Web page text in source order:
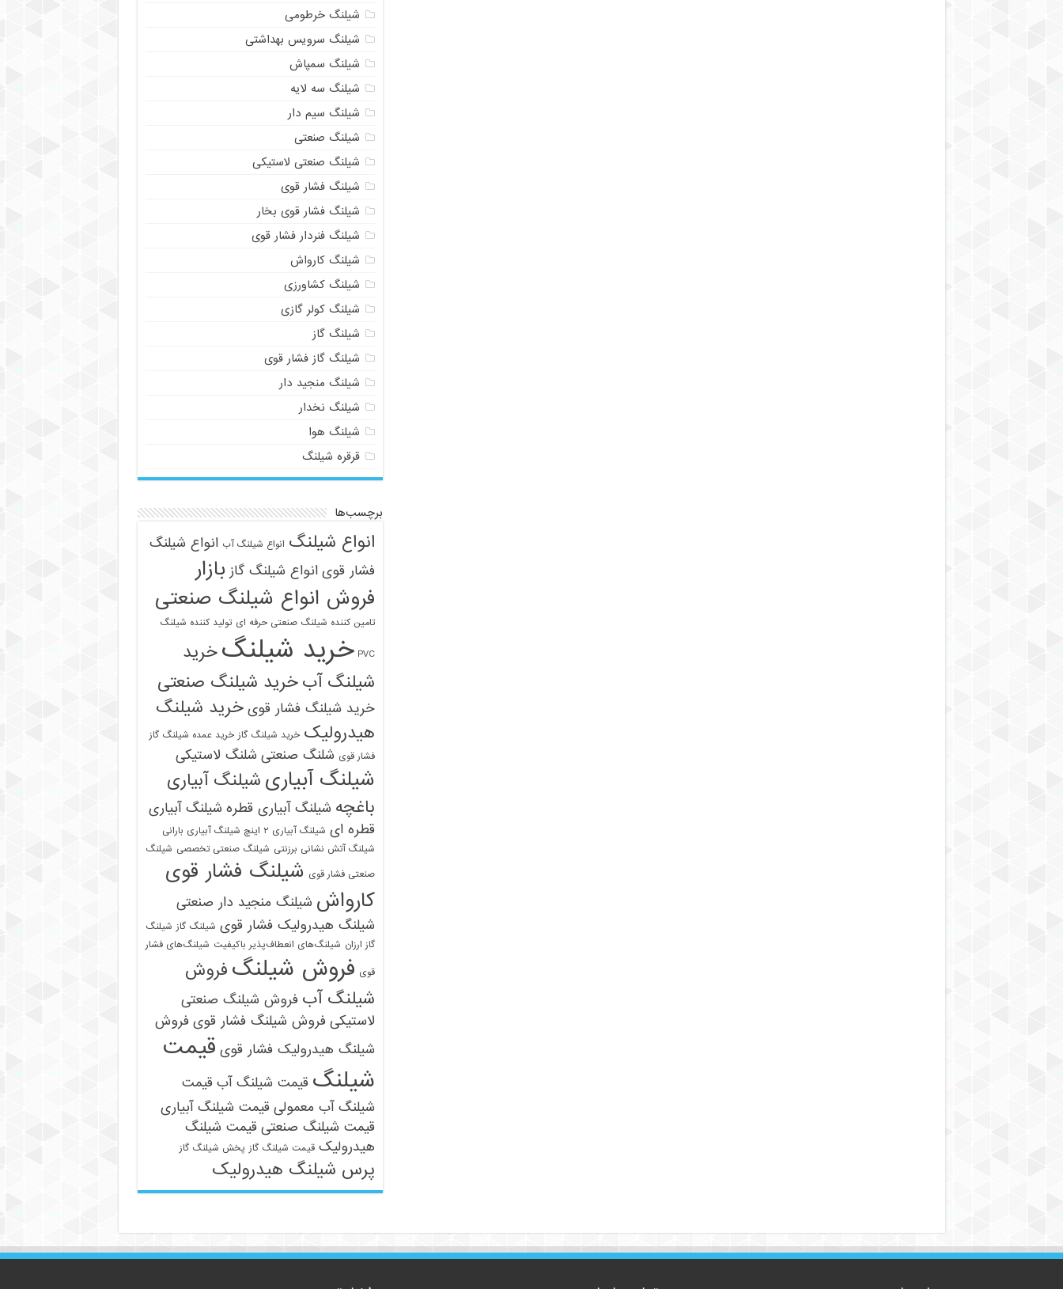
شیلنگ خرطومی
شیلنگ سرویس بهداشتی
شیلنگ سمپاش
شیلنگ سه لایه
شیلنگ سیم دار
شیلنگ صنعتی
شیلنگ صنعتی لاستیکی
شیلنگ فشار قوی
شیلنگ فشار قوی بخار
شیلنگ فنردار فشار قوی
شیلنگ کارواش
شیلنگ کشاورزی
شیلنگ کولر گازی
شیلنگ گاز
شیلنگ گاز فشار قوی
شیلنگ منجید دار
شیلنگ نخدار
شیلنگ هوا
قرقره شیلنگ
برچسب‌ها
انواع شیلنگ انواع شیلنگ آب انواع شیلنگ
فشار قوی انواع شیلنگ گاز بازار
فروش انواع شیلنگ صنعتی
تامین کننده شیلنگ صنعتی حرفه ای تولید کننده شیلنگ
PVC خرید شیلنگ خرید
شیلنگ آب خرید شیلنگ صنعتی
خرید شیلنگ فشار قوی خرید شیلنگ
هیدرولیک خرید شیلنگ گاز خرید عمده شیلنگ گاز
فشار قوی شلنگ صنعتی شلنگ لاستیکی
شیلنگ آبیاری شیلنگ آبیاری
باغچه شیلنگ آبیاری قطره شیلنگ آبیاری
قطره ای شیلنگ آبیاری ۲ اینچ شیلنگ آبیاری بارانی
شیلنگ آتش نشانی برزنتی شیلنگ صنعتی تخصصی شیلنگ
صنعتی فشار قوی شیلنگ فشار قوی
کارواش شیلنگ منجید دار صنعتی
شیلنگ هیدرولیک فشار قوی شیلنگ گاز شیلنگ
گاز ارزان شیلنگ‌های انعطاف‌پذیر باکیفیت شیلنگ‌های فشار
قوی فروش شیلنگ فروش
شیلنگ آب فروش شیلنگ صنعتی
لاستیکی فروش شیلنگ فشار قوی فروش
شیلنگ هیدرولیک فشار قوی قیمت
شیلنگ قیمت شیلنگ آب قیمت
شیلنگ آب معمولی قیمت شیلنگ آبیاری
قیمت شیلنگ صنعتی قیمت شیلنگ
هیدرولیک قیمت شیلنگ گاز پخش شیلنگ گاز
پرس شیلنگ هیدرولیک